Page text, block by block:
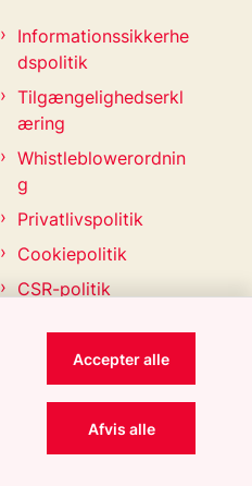
Informationssikkerhe
dspolitik
Tilgængelighedserkl
æring
Whistleblowerordnin
g
Privatlivspolitik
Cookiepolitik
CSR-politik
Accepter alle
Afvis alle